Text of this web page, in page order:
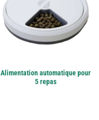
Alimentation automatique pour
5 repas